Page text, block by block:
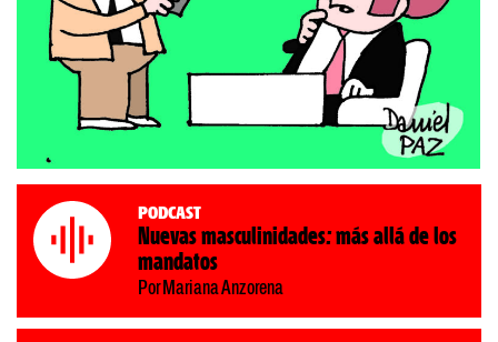
Podcast
Nuevas masculinidades: más allá de los
mandatos
Por Mariana Anzorena